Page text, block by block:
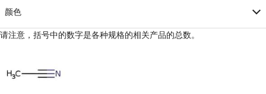
颜色
请注意，括号中的数字是各种规格的相关产品的总数。